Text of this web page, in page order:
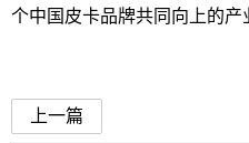
个中国皮卡品牌共同向上的产
上一篇